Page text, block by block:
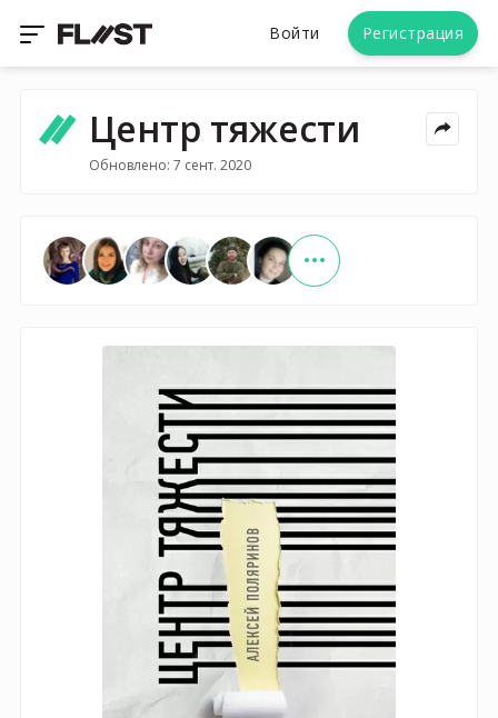
Войти Регистрация
Центр тяжести
Обновлено: 7 сент. 2020